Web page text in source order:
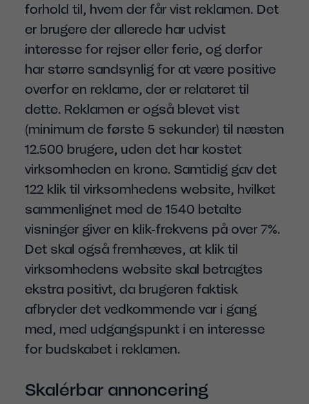
forhold til, hvem der får vist reklamen. Det
er brugere der allerede har udvist
interesse for rejser eller ferie, og derfor
har større sandsynlig for at være positive
overfor en reklame, der er relateret til
dette. Reklamen er også blevet vist
(minimum de første 5 sekunder) til næsten
12.500 brugere, uden det har kostet
virksomheden en krone. Samtidig gav det
122 klik til virksomhedens website, hvilket
sammenlignet med de 1540 betalte
visninger giver en klik-frekvens på over 7%.
Det skal også fremhæves, at klik til
virksomhedens website skal betragtes
ekstra positivt, da brugeren faktisk
afbryder det vedkommende var i gang
med, med udgangspunkt i en interesse
for budskabet i reklamen.
Skalérbar annoncering